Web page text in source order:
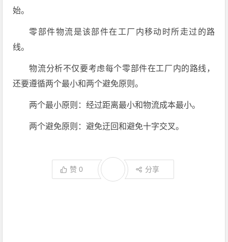
始。
零部件物流是该部件在工厂内移动时所走过的路
线。
物流分析不仅要考虑每个零部件在工厂内的路线，
还要遵循两个最小和两个避免原则。
两个最小原则：经过距离最小和物流成本最小。
两个避免原则：避免迂回和避免十字交叉。
赞0 分享